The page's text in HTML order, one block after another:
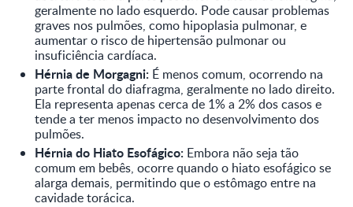
geralmente no lado esquerdo. Pode causar problemas
graves nos pulmões, como hipoplasia pulmonar, e
aumentar o risco de hipertensão pulmonar ou
insuficiência cardíaca.
Hérnia de Morgagni: É menos comum, ocorrendo na
parte frontal do diafragma, geralmente no lado direito.
Ela representa apenas cerca de 1% a 2% dos casos e
tende a ter menos impacto no desenvolvimento dos
pulmões.
Hérnia do Hiato Esofágico: Embora não seja tão
comum em bebês, ocorre quando o hiato esofágico se
alarga demais, permitindo que o estômago entre na
cavidade torácica.